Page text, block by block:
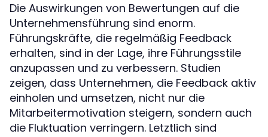
Die Auswirkungen von Bewertungen auf die
Unternehmensführung sind enorm.
Führungskräfte, die regelmäßig Feedback
erhalten, sind in der Lage, ihre Führungsstile
anzupassen und zu verbessern. Studien
zeigen, dass Unternehmen, die Feedback aktiv
einholen und umsetzen, nicht nur die
Mitarbeitermotivation steigern, sondern auch
die Fluktuation verringern. Letztlich sind